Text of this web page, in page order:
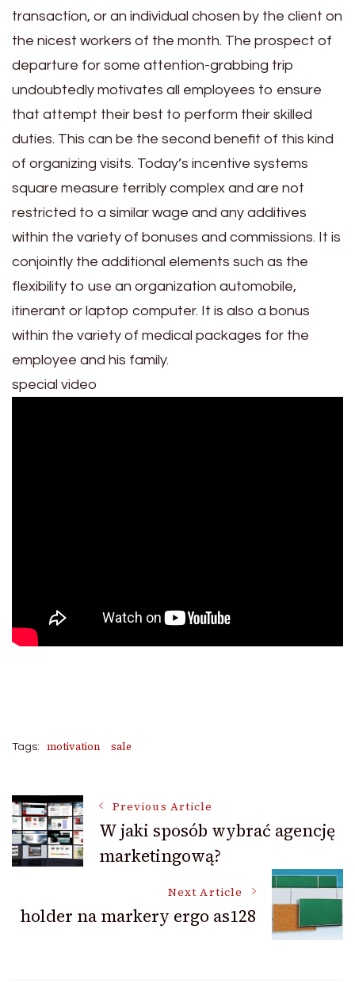
transaction, or an individual chosen by the client on
the nicest workers of the month. The prospect of
departure for some attention-grabbing trip
undoubtedly motivates all employees to ensure
that attempt their best to perform their skilled
duties. This can be the second benefit of this kind
of organizing visits. Today’s incentive systems
square measure terribly complex and are not
restricted to a similar wage and any additives
within the variety of bonuses and commissions. It is
conjointly the additional elements such as the
flexibility to use an organization automobile,
itinerant or laptop computer. It is also a bonus
within the variety of medical packages for the
employee and his family.
special video
Tags: motivation sale
Post
Navigation
Previous Article
W jaki sposób wybrać agencję
marketingową?
Next Article
holder na markery ergo as128